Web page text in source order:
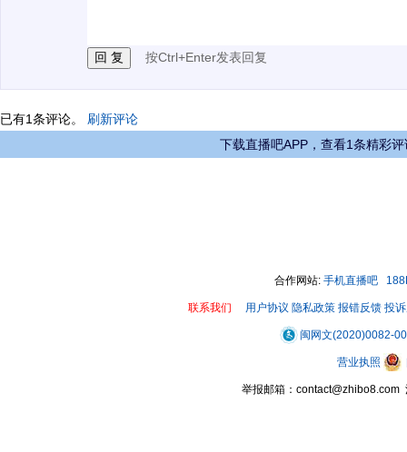
按Ctrl+Enter发表回复
已有1条评论。 刷新评论
下载直播吧APP，查看1条精彩评
合作网站: 手机直播吧
联系我们 用户协议 隐私政策 报错反馈 投
闽网文(2020)0082-
营业执照
举报邮箱：